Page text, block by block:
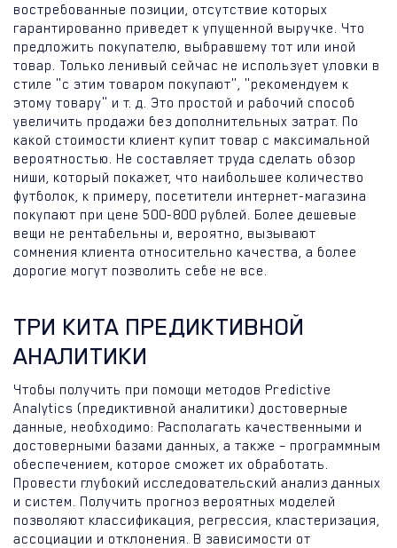
востребованные позиции, отсутствие которых
гарантированно приведет к упущенной выручке. Что
предложить покупателю, выбравшему тот или иной
товар. Только ленивый сейчас не использует уловки в
стиле "с этим товаром покупают", "рекомендуем к
этому товару" и т. д. Это простой и рабочий способ
увеличить продажи без дополнительных затрат. По
какой стоимости клиент купит товар с максимальной
вероятностью. Не составляет труда сделать обзор
ниши, который покажет, что наибольшее количество
футболок, к примеру, посетители интернет-магазина
покупают при цене 500-800 рублей. Более дешевые
вещи не рентабельны и, вероятно, вызывают
сомнения клиента относительно качества, а более
дорогие могут позволить себе не все.
ТРИ КИТА ПРЕДИКТИВНОЙ
АНАЛИТИКИ
Чтобы получить при помощи методов Predictive
Analytics (предиктивной аналитики) достоверные
данные, необходимо: Располагать качественными и
достоверными базами данных, а также – программным
обеспечением, которое сможет их обработать.
Провести глубокий исследовательский анализ данных
и систем. Получить прогноз вероятных моделей
позволяют классификация, регрессия, кластеризация,
ассоциации и отклонения. В зависимости от